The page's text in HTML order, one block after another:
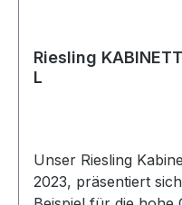
Riesling
L
Unser Riesling
2023, präsentiert